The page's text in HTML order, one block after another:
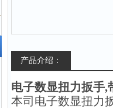
产品介绍：
电子数显扭力扳手,
本司 电子数显扭力